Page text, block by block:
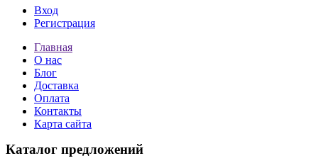
Вход
Регистрация
Главная
О нас
Блог
Доставка
Оплата
Контакты
Карта сайта
Каталог предложений